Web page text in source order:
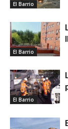
El Barrio
El Barrio
El Barrio